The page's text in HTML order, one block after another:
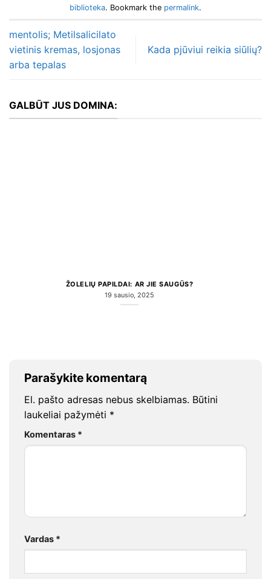
biblioteka. Bookmark the permalink.
mentolis; Metilsalicilato
vietinis kremas, losjonas
arba tepalas
Kada pjūviui reikia siūlių?
GALBŪT JUS DOMINA:
ŽOLELIŲ PAPILDAI: AR JIE SAUGŪS?
19 sausio, 2025
Parašykite komentarą
El. pašto adresas nebus skelbiamas. Būtini
laukeliai pažymėti *
Komentaras *
Vardas *